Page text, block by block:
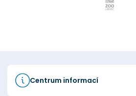
Centrum informací